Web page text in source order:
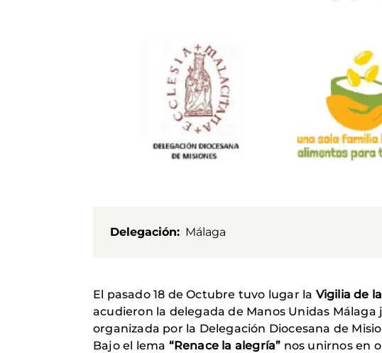
Delegación Málaga
El pasado 18 de Octubre tuvo lugar la Vigilia de
acudieron la delegada de Manos Unidas
organizada por la Delegación Diocesana de
Bajo el lema “Renace la alegría” nos unirnos en